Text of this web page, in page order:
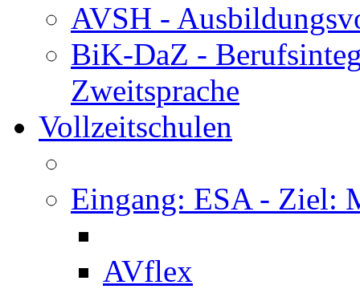
AVSH -
BiK-DaZ -
Zweitsprache
Vollzeitschulen
Eingang: ESA - Ziel:
AVflex